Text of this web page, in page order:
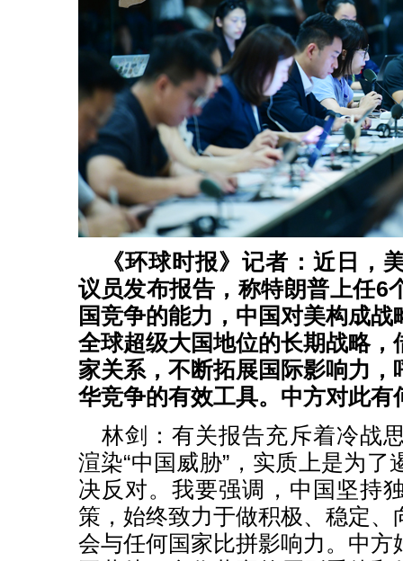
《环球时报》记者：近日，
议员发布报告，称特朗普上任6
国竞争的能力，中国对美构成
全球超级大国地位的长期战略，
家关系，不断拓展国际影响力，
华竞争的有效工具。中方对此有
林剑：有关报告充斥着冷战
渲染“中国威胁”，实质上是为
决反对。我要强调，中国坚持
策，始终致力于做积极、稳定、
会与任何国家比拼影响力。中方